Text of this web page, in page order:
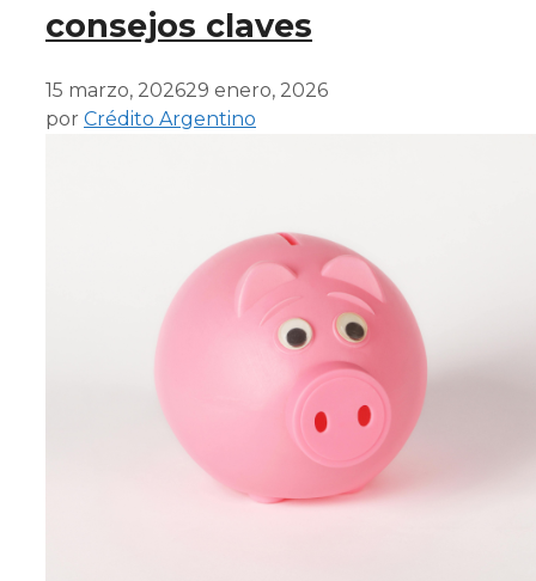
consejos claves
15 marzo, 202629 enero, 2026
por Crédito Argentino